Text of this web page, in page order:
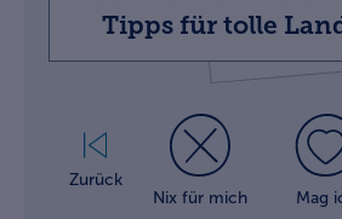
Tipps für tolle
Zurück
Nix für mich
Mag